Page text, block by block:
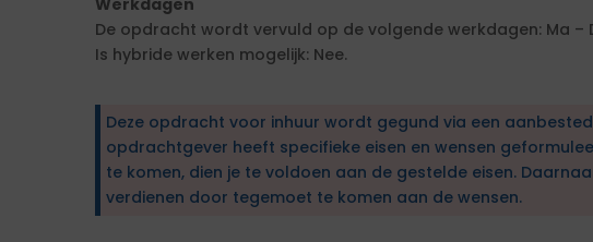
Werkdagen
De opdracht wordt vervuld op de volgende werkdagen: Ma –
Is hybride werken mogelijk: Nee.
Deze opdracht voor inhuur wordt gegund via een
opdrachtgever heeft specifieke eisen en wensen
te komen, dien je te voldoen aan de gestelde eisen.
verdienen door tegemoet te komen aan de wensen.